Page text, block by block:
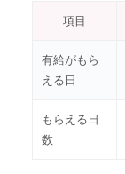
項目
有給がもら
える日
もらえる日
数